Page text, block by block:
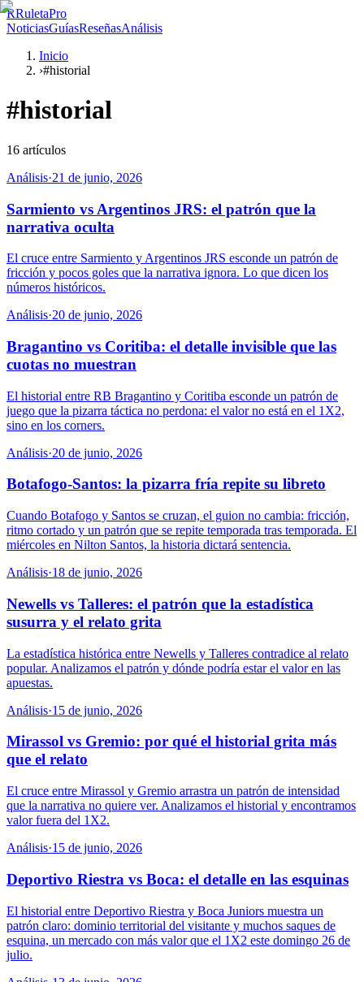
RRuletaPro
NoticiasGuíasReseñasAnálisis
Inicio
›#historial
#historial
16 artículos
Análisis·21 de junio, 2026
Sarmiento vs Argentinos JRS: el patrón que la
narrativa oculta
El cruce entre Sarmiento y Argentinos JRS esconde un patrón de
fricción y pocos goles que la narrativa ignora. Lo que dicen los
números históricos.
Análisis·20 de junio, 2026
Bragantino vs Coritiba: el detalle invisible que las
cuotas no muestran
El historial entre RB Bragantino y Coritiba esconde un patrón de
juego que la pizarra táctica no perdona: el valor no está en el 1X2,
sino en los corners.
Análisis·20 de junio, 2026
Botafogo-Santos: la pizarra fría repite su libreto
Cuando Botafogo y Santos se cruzan, el guion no cambia: fricción,
ritmo cortado y un patrón que se repite temporada tras temporada. El
miércoles en Nilton Santos, la historia dictará sentencia.
Análisis·18 de junio, 2026
Newells vs Talleres: el patrón que la estadística
susurra y el relato grita
La estadística histórica entre Newells y Talleres contradice al relato
popular. Analizamos el patrón y dónde podría estar el valor en las
apuestas.
Análisis·15 de junio, 2026
Mirassol vs Gremio: por qué el historial grita más
que el relato
El cruce entre Mirassol y Gremio arrastra un patrón de intensidad
que la narrativa no quiere ver. Analizamos el historial y encontramos
valor fuera del 1X2.
Análisis·15 de junio, 2026
Deportivo Riestra vs Boca: el detalle en las esquinas
El historial entre Deportivo Riestra y Boca Juniors muestra un
patrón claro: dominio territorial del visitante y muchos saques de
esquina, un mercado con más valor que el 1X2 este domingo 26 de
julio.